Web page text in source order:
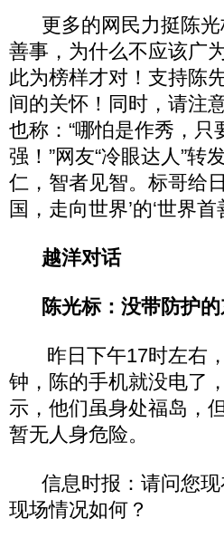
更多的网民力挺陈光
善事，为什么不应该广
此为榜样才对！支持陈
间的关怀！同时，请注
也称：“哪怕是作秀，
强！”网友“冷眼达人”转
仁，智者见智。标哥给
国，走向世界’的‘世界
越洋对话
陈光标：没带防护的
昨日下午17时左右，
钟，陈的手机就没电了
示，他们虽身处福岛，
暂无人身危险。
信息时报：请问您现
现场情况如何？